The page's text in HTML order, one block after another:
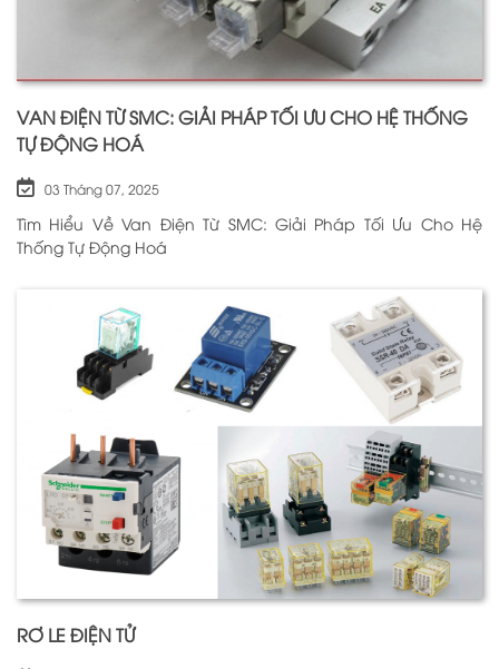
VAN ĐIỆN TỪ SMC: GIẢI PHÁP TỐI ƯU CHO HỆ THỐNG
TỰ ĐỘNG HOÁ
03 Tháng 07, 2025
Tìm Hiểu Về Van Điện Từ SMC: Giải Pháp Tối Ưu Cho Hệ
Thống Tự Động Hoá
RƠ LE ĐIỆN TỬ